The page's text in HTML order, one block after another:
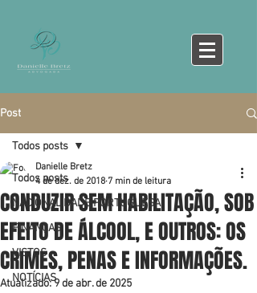
Post
Todos posts
NACIONALIDADE PORTUGUESA
FINANÇAS
VISTOS
NOTÍCIAS
Todos posts
CONDUZIR SEM HABILITAÇÃO, SOB
EFEITO DE ÁLCOOL, E OUTROS: OS
CRIMES, PENAS E INFORMAÇÕES.
Danielle Bretz
4 de dez. de 2018 7 min de leitura
Atualizado:9 de abr. de 2025